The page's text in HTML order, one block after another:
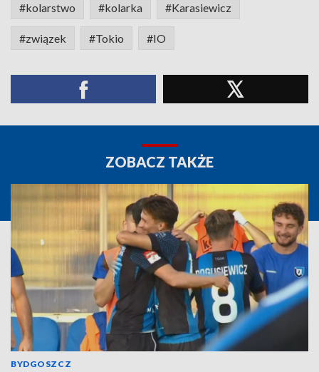
#kolarstwo #kolarka #Karasiewicz
#związek #Tokio #IO
ZOBACZ TAKŻE
BYDGOSZCZ